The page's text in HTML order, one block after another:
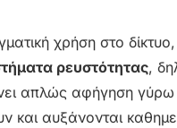
χρήση στο
ρευστότητας,
απλώς αφήγηση γύρω
και αυξάνονται